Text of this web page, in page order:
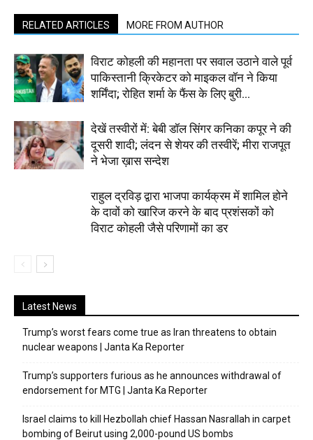
RELATED ARTICLES MORE FROM AUTHOR
विराट कोहली की महानता पर सवाल उठाने वाले पूर्व
पाकिस्तानी क्रिकेटर को माइकल वॉन ने किया
शर्मिंदा; रोहित शर्मा के फैंस के लिए बुरी...
देखें तस्वीरों में: बेबी डॉल सिंगर कनिका कपूर ने की
दूसरी शादी; लंदन से शेयर की तस्वीरें; मीरा राजपूत
ने भेजा ख़ास सन्देश
राहुल द्रविड़ द्वारा भाजपा कार्यक्रम में शामिल होने
के दावों को खारिज करने के बाद प्रशंसकों को
विराट कोहली जैसे परिणामों का डर
Latest News
Trump’s worst fears come true as Iran threatens to obtain
nuclear weapons | Janta Ka Reporter
Trump’s supporters furious as he announces withdrawal of
endorsement for MTG | Janta Ka Reporter
Israel claims to kill Hezbollah chief Hassan Nasrallah in carpet
bombing of Beirut using 2,000-pound US bombs